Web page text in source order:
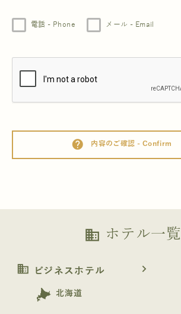
電話 - Phone メール - Email
help 内容のご確認 - Confirm
business ホテル一覧
business ビジネスホテル navigate_next
北海道